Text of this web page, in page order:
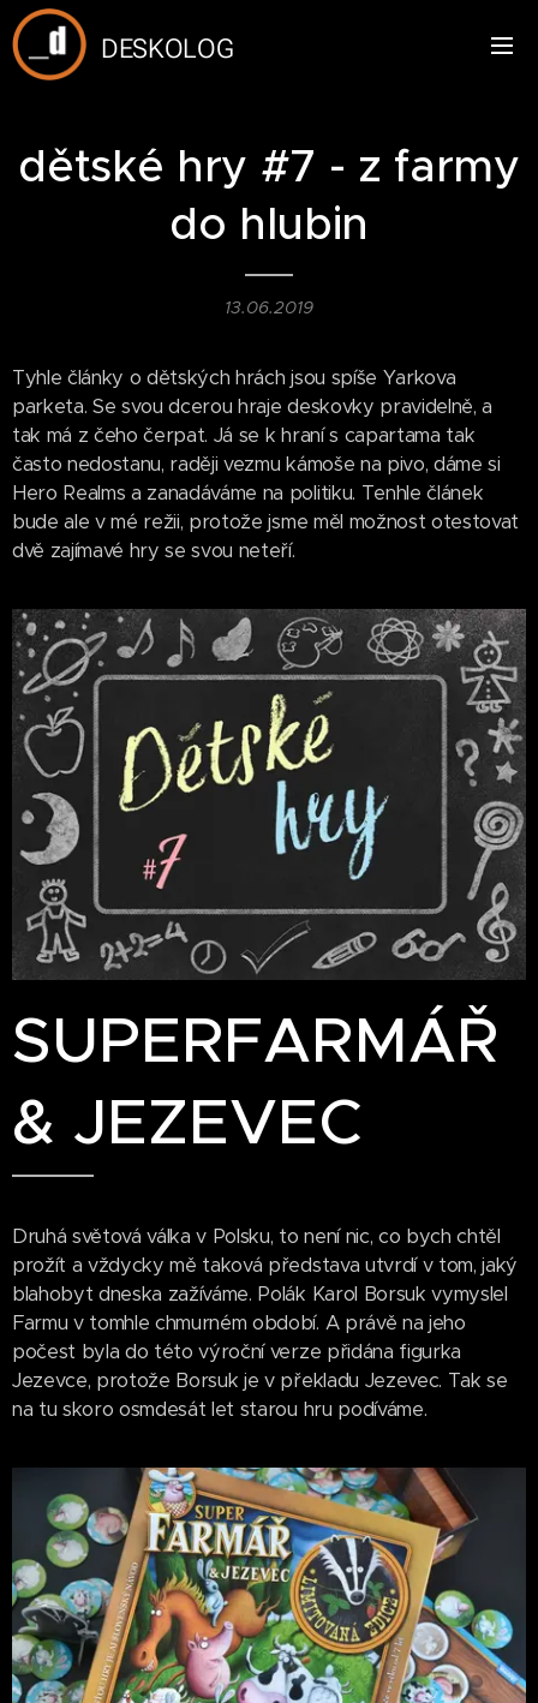
DESKOLOG
dětské hry #7 - z farmy
do hlubin
13.06.2019
Tyhle články o dětských hrách jsou spíše Yarkova
parketa. Se svou dcerou hraje deskovky pravidelně, a
tak má z čeho čerpat. Já se k hraní s capartama tak
často nedostanu, raději vezmu kámoše na pivo, dáme si
Hero Realms a zanadáváme na politiku. Tenhle článek
bude ale v mé režii, protože jsme měl možnost otestovat
dvě zajímavé hry se svou neteří.
SUPERFARMÁŘ
& JEZEVEC
Druhá světová válka v Polsku, to není nic, co bych chtěl
prožít a vždycky mě taková představa utvrdí v tom, jaký
blahobyt dneska zažíváme. Polák Karol Borsuk vymyslel
Farmu v tomhle chmurném období. A právě na jeho
počest byla do této výroční verze přidána figurka
Jezevce, protože Borsuk je v překladu Jezevec. Tak se
na tu skoro osmdesát let starou hru podíváme.